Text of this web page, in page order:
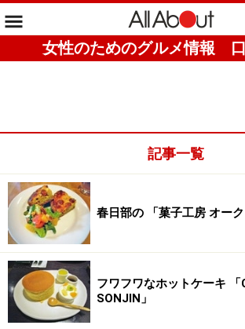
女性のためのグルメ情報
記事一覧
春日部の 「菓子工房 オーク
フワフワなホットケーキ 「
SONJIN」